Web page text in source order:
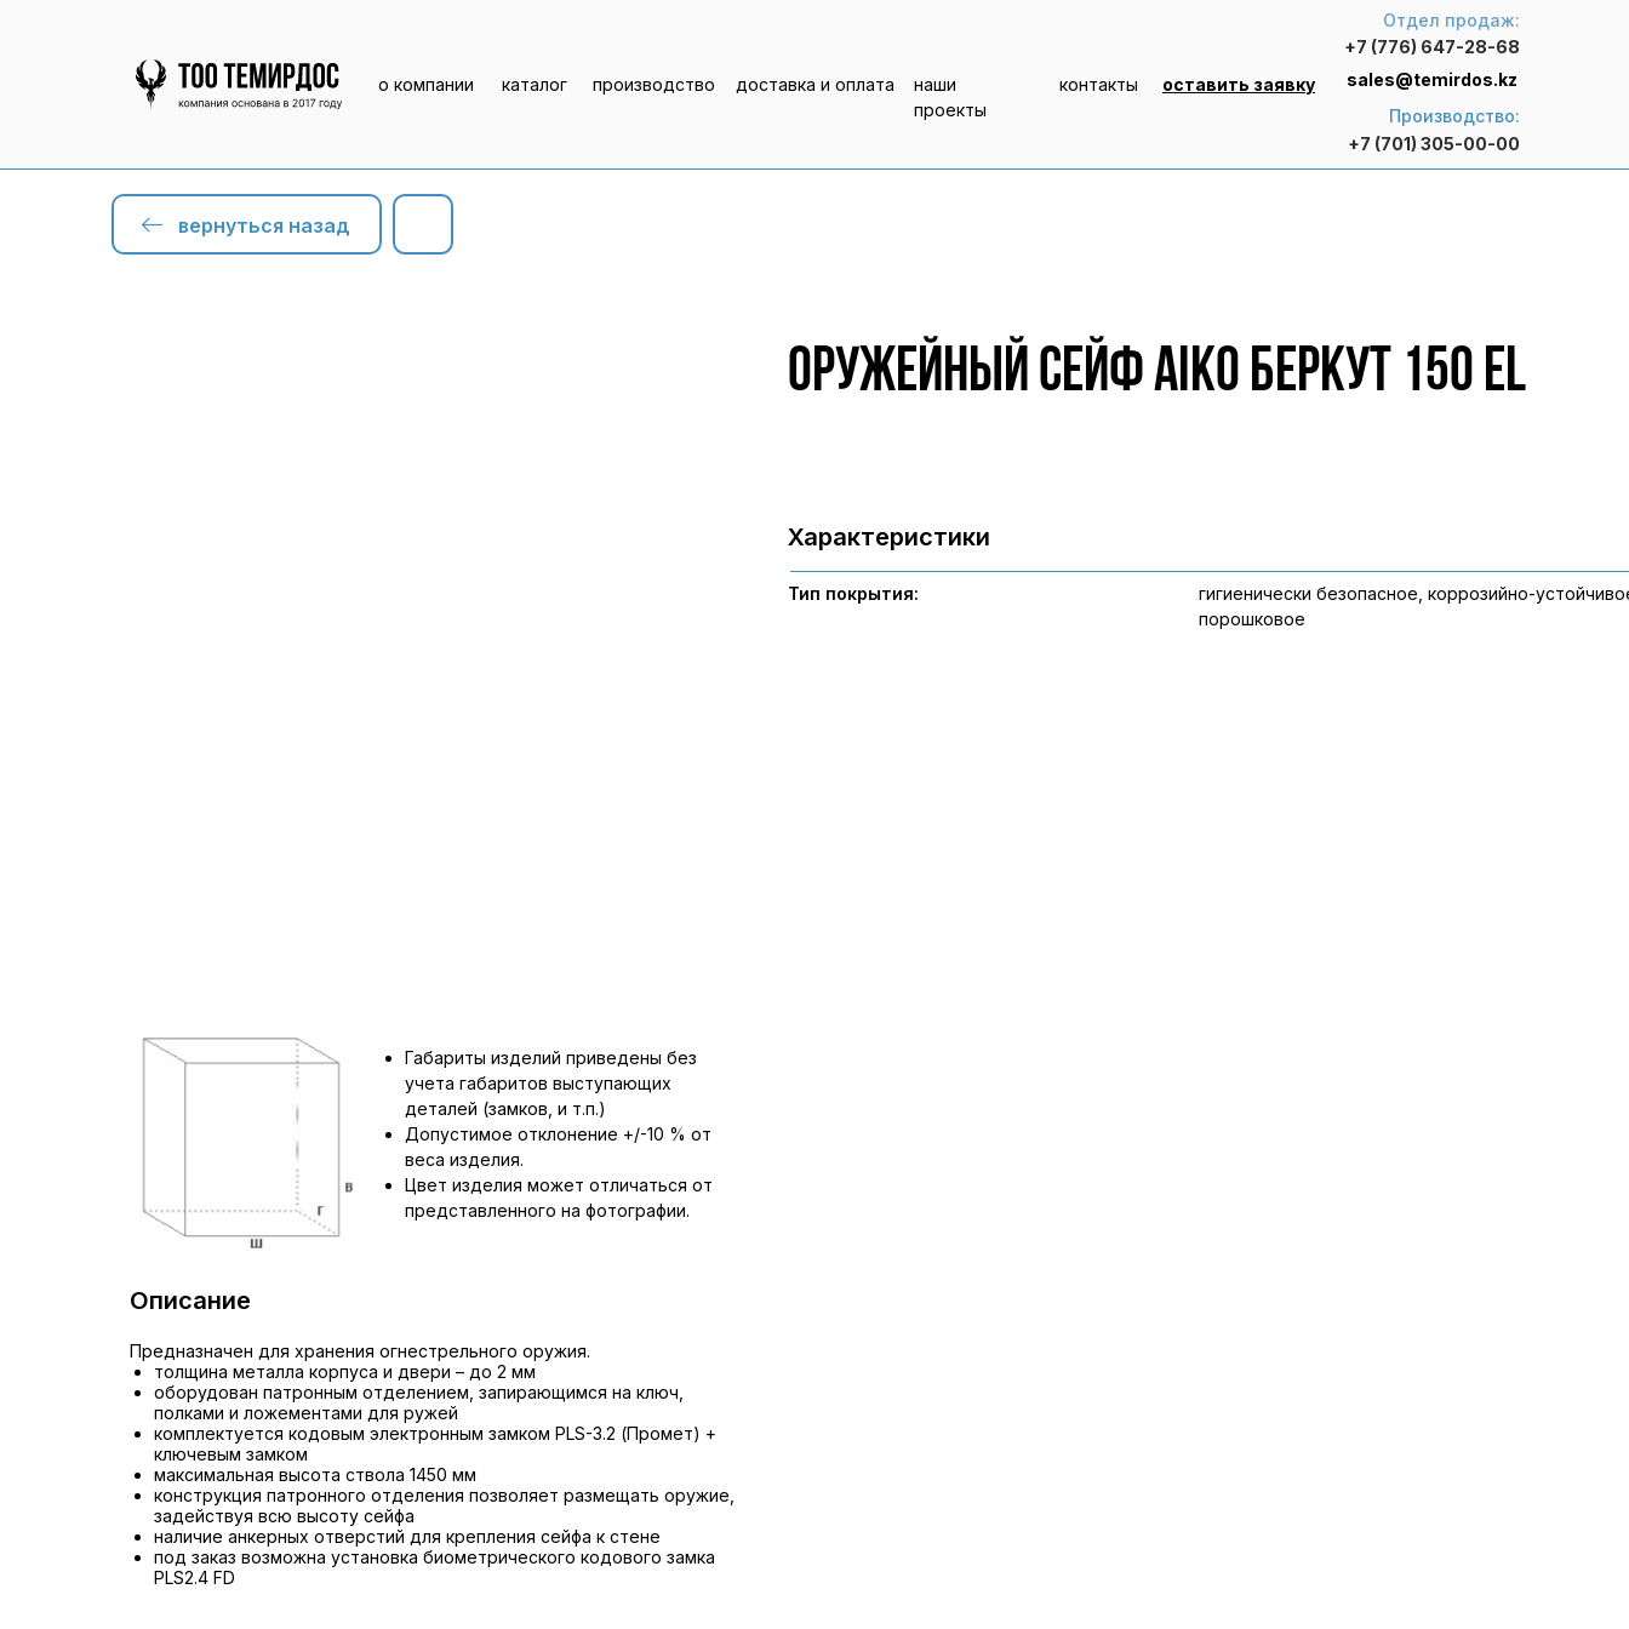
контакты оставить заявку
наши
проекты
производство доставка и оплата
каталог
о компании
Отдел продаж:
+7 (776) 647-28-68
Производство:
+7 (701) 305-00-00
sales@temirdos.kz
вернуться назад
Оружейный сейф AIKO БЕРКУТ 150 EL
Описание
Предназначен для хранения огнестрельного оружия.
толщина металла корпуса и двери – до 2 мм
оборудован патронным отделением, запирающимся на ключ,
полками и ложементами для ружей
комплектуется кодовым электронным замком PLS-3.2 (Промет) +
ключевым замком
максимальная высота ствола 1450 мм
конструкция патронного отделения позволяет размещать оружие,
задействуя всю высоту сейфа
наличие анкерных отверстий для крепления сейфа к стене
под заказ возможна установка биометрического кодового замка
PLS2.4 FD
Габариты изделий приведены без
учета габаритов выступающих
деталей (замков, и т.п.)
Допустимое отклонение +/-10 % от
веса изделия.
Цвет изделия может отличаться от
представленного на фотографии.
Характеристики
гигиенически безопасное, коррозийно-
порошковое
Тип покрытия: